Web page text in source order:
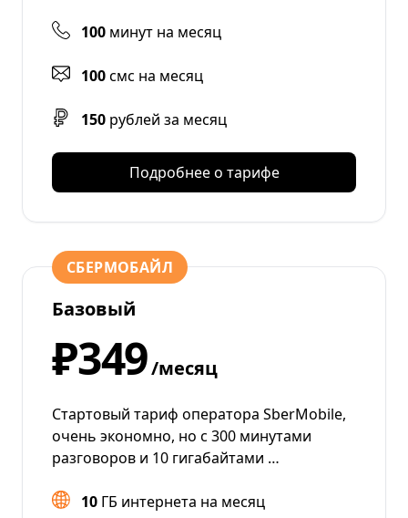
100 минут на месяц
100смс на месяц
150 рублей за месяц
Подробнее о тарифе
СБЕРМОБАЙЛ
Базовый
₽349/месяц
Стартовый тариф оператора SberMobile,
очень экономно, но с 300 минутами
разговоров и 10 гигабайтами …
10 ГБ интернета на месяц